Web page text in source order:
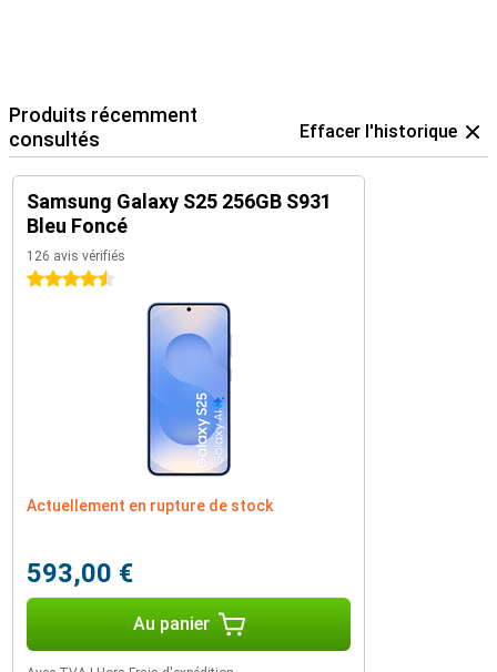
Produits récemment
consultés
Effacer l'historique
Samsung Galaxy S25 256GB S931
Bleu Foncé
126 avis vérifiés
4.5 étoiles
Actuellement en rupture de stock
593,00 €
Au panier